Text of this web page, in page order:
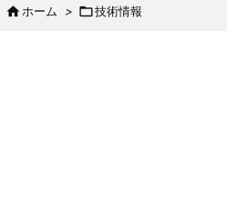
 ホーム > 技術情報